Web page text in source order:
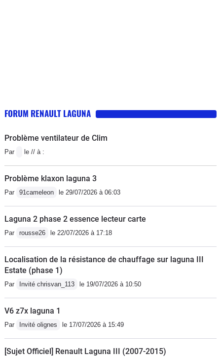
FORUM RENAULT LAGUNA
Problème ventilateur de Clim
Par le // à :
Problème klaxon laguna 3
Par 91cameleon le 29/07/2026 à 06:03
Laguna 2 phase 2 essence lecteur carte
Par rousse26 le 22/07/2026 à 17:18
Localisation de la résistance de chauffage sur laguna III
Estate (phase 1)
Par Invité chrisvan_113 le 19/07/2026 à 10:50
V6 z7x laguna 1
Par Invité olignes le 17/07/2026 à 15:49
[Sujet Officiel] Renault Laguna III (2007-2015)